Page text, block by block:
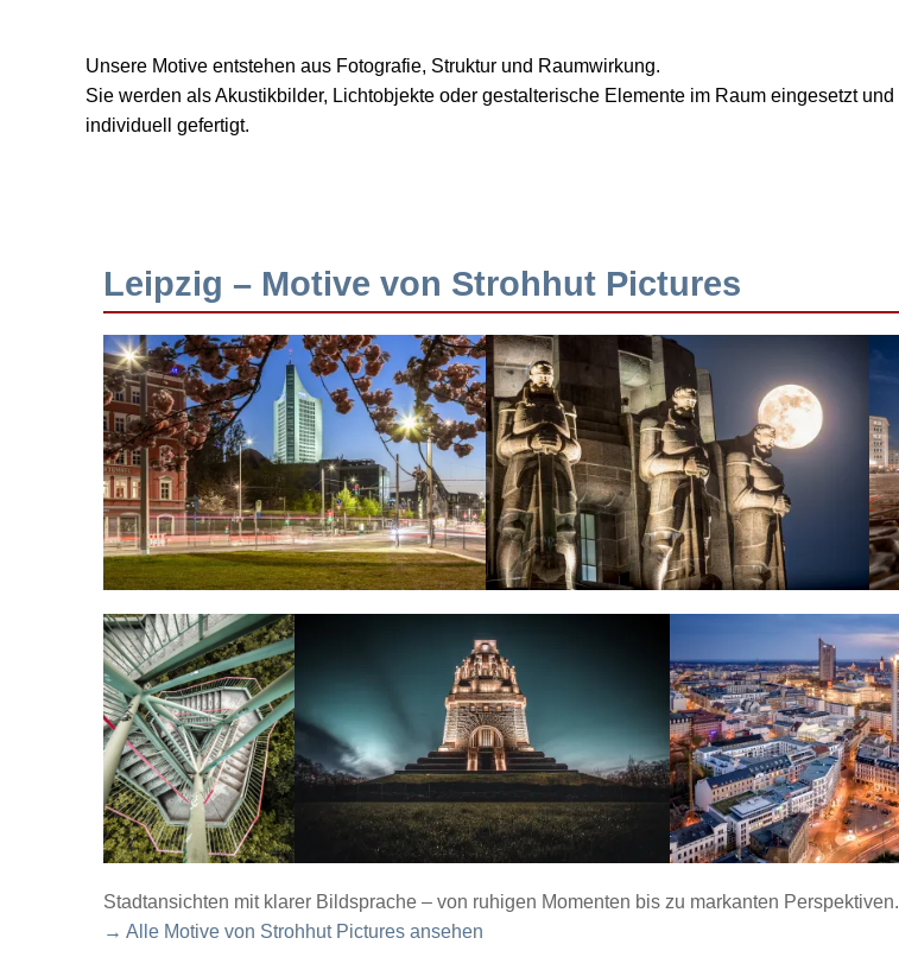
Unsere Motive entstehen aus Fotografie, Struktur und Raumwirkung.
Sie werden als Akustikbilder, Lichtobjekte oder gestalterische Elemente im Raum eingesetzt und
individuell gefertigt.
Leipzig – Motive von Strohhut Pictures
Stadtansichten mit klarer Bildsprache – von ruhigen Momenten bis zu markanten Perspektiven.
→ Alle Motive von Strohhut Pictures ansehen